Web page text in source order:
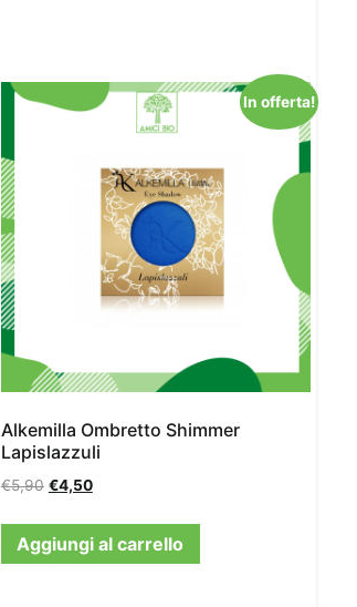
In offerta!
Alkemilla Ombretto Shimmer
Lapislazzuli
€5,90 €4,50
Aggiungi al carrello